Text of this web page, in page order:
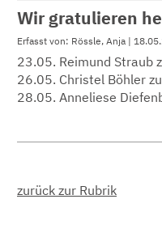
Wir gratulieren
Erfasst von: Rössle, Anja |
23.05. Reimund Straub
26.05. Christel Böhler
28.05. Anneliese
zurück zur Rubrik